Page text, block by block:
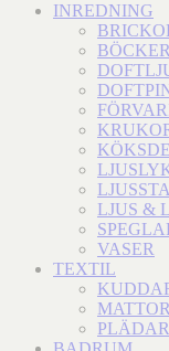
INREDNING
BÖCKER
LJUS &
VASER
TEXTIL
MATTOR